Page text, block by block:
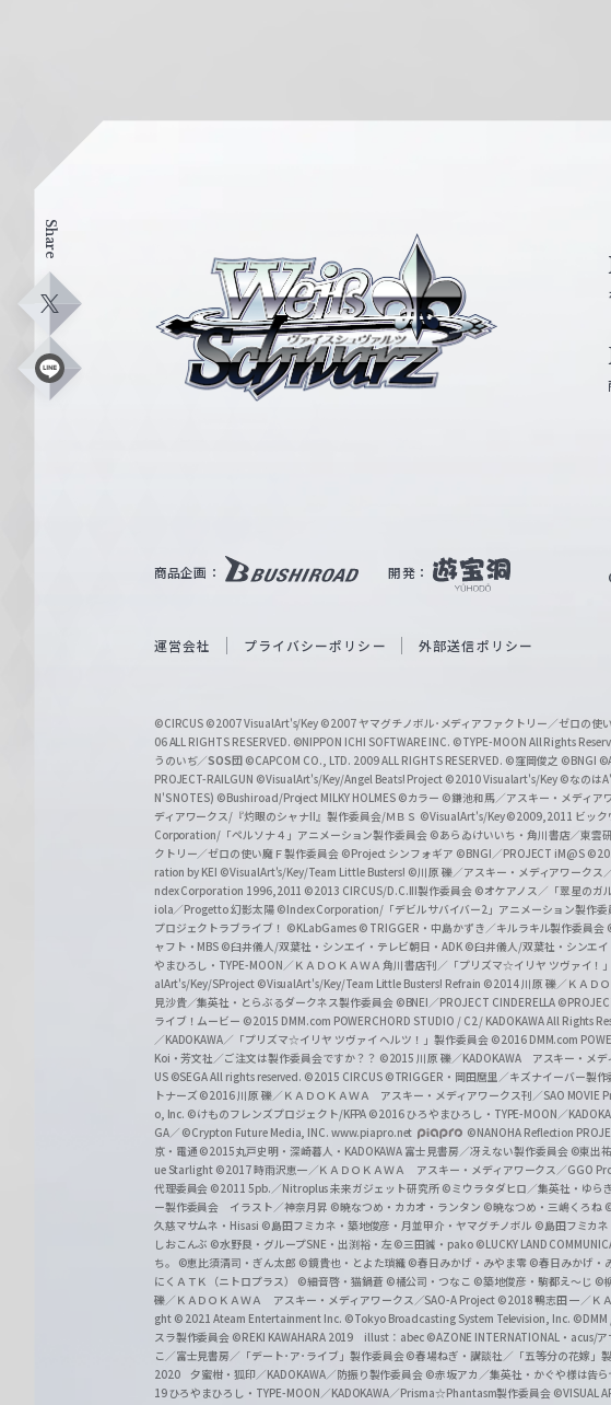
Share
X
L
ス
W
i
c
h
w
a
r
z
商品企画： 開発：
運営会社 プライバシーポリシー 外部送信ポリシー
©CIRCUS ©2007 VisualArt's/Key ©2007 ヤマグチノボル･メディアファクトリー／ゼロの使
06 ALL RIGHTS RESERVED. ©NIPPON ICHI SOFTWARE INC. ©TYPE-MOON All Rights
うのいぢ／SOS団 ©CAPCOM CO., LTD. 2009 ALL RIGHTS RESERVED. ©窪岡俊之 ©BNGI
PROJECT-RAILGUN ©VisualArt's/Key/Angel Beats! Project ©2010 Visualart's/Key ©なのは
N'S NOTES) ©Bushiroad/Project MILKY HOLMES ©カラー ©鎌池和馬／アスキー・メディア
ディアワークス/『灼眼のシャナII』製作委員会/ＭＢＳ ©VisualArt's/Key©2009,2011 ビック
Corporation/「ペルソナ４」アニメーション製作委員会 ©あらゐけいいち・角川書店／東雲
クトリー／ゼロの使い魔Ｆ製作委員会 ©Project シンフォギア ©BNGI／PROJECT iM@S
ration by KEI ©VisualArt's/Key/Team Little Busters! ©川原 礫／アスキー・メディアワークス
ndex Corporation 1996,2011 ©2013 CIRCUS/D.C.III製作委員会 ©オケアノス／「翠星のガ
iola／Progetto 幻影太陽 ©Index Corporation/「デビルサバイバー2」アニメーション製作委
プロジェクトラブライブ！ ©KLabGames © TRIGGER・中島かずき／キルラキル製作委員会
ャフト・MBS ©臼井儀人/双葉社・シンエイ・テレビ朝日・ADK ©臼井儀人/双葉社・シンエ
やまひろし・TYPE-MOON／ＫＡＤＯＫＡＷＡ 角川書店刊／「プリズマ☆イリヤ ツヴァイ！
alArt's/Key/SProject ©VisualArt's/Key/Team Little Busters! Refrain ©2014 川原 礫／ＫＡＤ
見沙貴／集英社・とらぶるダークネス製作委員会 ©BNEI／PROJECT CINDERELLA
ライブ！ムービー ©2015 DMM.com POWERCHORD STUDIO / C2 / KADOKAWA All Rights
／KADOKAWA／「プリズマ☆イリヤ ツヴァイ ヘルツ！」製作委員会 ©2016 DMM.com
Koi・芳文社／ご注文は製作委員会ですか？？ ©2015 川原 礫／KADOKAWA アスキー・メデ
US ©SEGA All rights reserved. ©2015 CIRCUS ©TRIGGER・岡田麿里／キズナイーバー製作
トナーズ©2016 川原 礫／ＫＡＤＯＫＡＷＡ アスキー・メディアワークス刊／SAO MOVIE
o, Inc. ©けものフレンズプロジェクト/KFPA ©2016 ひろやまひろし・TYPE-MOON／
GA／ ©Crypton Future Media, INC. www.piapro.net
©NANOHA Reflection
京・電通 ©2015丸戸史明・深崎暮人・KADOKAWA 富士見書房／冴えない製作委員会 ©東出
ue Starlight ©2017 時雨沢恵一／ＫＡＤＯＫＡＷＡ アスキー・メディアワークス／GGO
代理委員会 ©2011 5pb.／Nitroplus 未来ガジェット研究所 ©ミウラタダヒロ／集英社・ゆら
ー製作委員会 イラスト／神奈月昇 ©暁なつめ・カカオ・ランタン ©暁なつめ・三嶋くろね
久慈マサムネ・Hisasi ©島田フミカネ・築地俊彦・月並甲介・ヤマグチノボル ©島田フミカ
しおこんぶ ©水野良・グループSNE・出渕裕・左 ©三田誠・pako ©LUCKY LAND
ち。
©恵比須清司・ぎん太郎 ©鏡貴也・とよた瑣織 ©春日みかげ・みやま零 ©春日みかげ・
にくＡＴＫ（ニトロプラス） ©細音啓・猫鍋蒼 ©橘公司・つなこ ©築地俊彦・駒都え～じ ©
礫／ＫＡＤＯＫＡＷＡ アスキー・メディアワークス／SAO-A Project ©2018 鴨志田 一／Ｋ
ght © 2021 Ateam Entertainment Inc. ©Tokyo Broadcasting System Television, Inc. ©DMM
スラ製作委員会 ©REKI KAWAHARA 2019 illust：abec ©AZONE INTERNATIONAL・acus/
こ／富士見書房／「デート･ア･ライブ」製作委員会©春場ねぎ・講談社／「五等分の花嫁」
2020 夕蜜柑・狐印／KADOKAWA／防振り製作委員会 ©赤坂アカ／集英社・かぐや様は告
19 ひろやまひろし・TYPE-MOON／KADOKAWA／Prisma☆Phantasm製作委員会 ©VISUAL